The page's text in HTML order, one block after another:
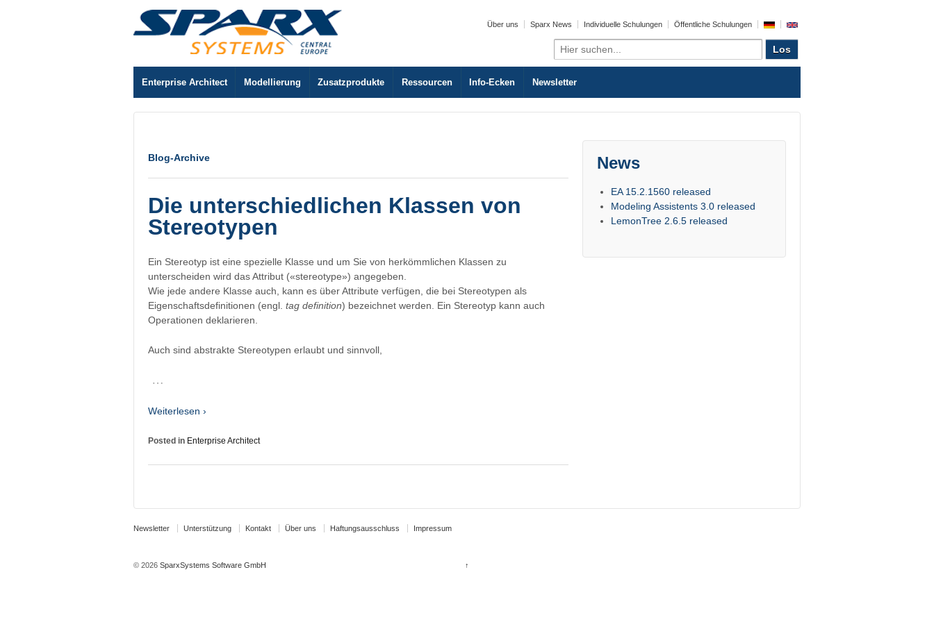
Über uns Sparx News Individuelle Schulungen Öffentliche Schulungen
Search
for:
Enterprise Architect Modellierung Zusatzprodukte Ressourcen Info-Ecken Newsletter
Blog-Archive
Die unterschiedlichen Klassen von
Stereotypen
Ein Stereotyp ist eine spezielle Klasse und um Sie von herkömmlichen Klassen zu
unterscheiden wird das Attribut («stereotype») angegeben.
Wie jede andere Klasse auch, kann es über Attribute verfügen, die bei Stereotypen als
Eigenschaftsdefinitionen (engl. tag definition) bezeichnet werden. Ein Stereotyp kann auch
Operationen deklarieren.
Auch sind abstrakte Stereotypen erlaubt und sinnvoll,
…
Weiterlesen ›
Posted in Enterprise Architect
News
EA 15.2.1560 released
Modeling Assistents 3.0 released
LemonTree 2.6.5 released
Newsletter Unterstützung Kontakt Über uns Haftungsausschluss Impressum
© 2026 SparxSystems Software GmbH ↑